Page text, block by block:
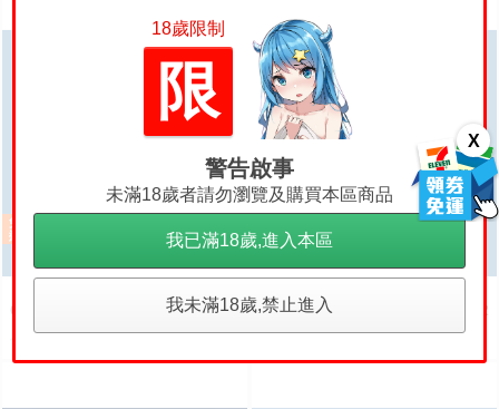
X
6100 週刊 Impreza 22B-STi VER
SION をつくる (10)
500
6100 週刊 Impreza 22B-STi VER
SION をつくる (9)
500
18歲限制
限
警告啟事
未滿18歲者請勿瀏覽及購買本區商品
我已滿18歲,進入本區
我未滿18歲,禁止進入